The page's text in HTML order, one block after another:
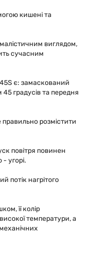
кишені та
виглядом,
сучасним
є: замаскований
градусів та передня
розмістити
повітря повинен
угорі.
потік нагрітого
її колір
температури, а